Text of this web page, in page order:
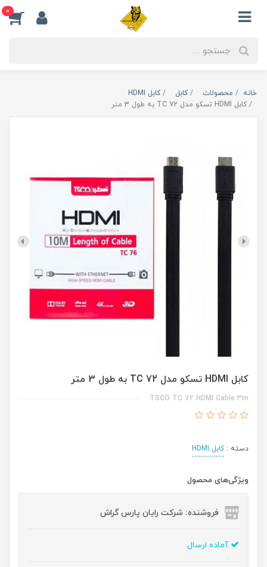
0
خانه محصولات کابل
کابل HDMI
کابل HDMI تسکو مدل TC 72 به طول 3 متر
کابل HDMI تسکو مدل TC 72 به طول 3 متر
TSCO TC 72 HDMI Cable 3m
دسته :کابل HDMI
ویژگی‌های محصول
فروشنده: شرکت رایان پارس گراش
آماده ارسال